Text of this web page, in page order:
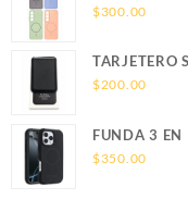
SOPORTE
$300.00
TARJETERO
LEATHER
$200.00
FUNDA 3 EN
S26 ULTRA
$350.00